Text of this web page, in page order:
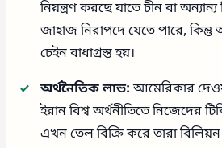
নিয়ন্ত্রণ করছে যাতে চীন বা
জাহাজ নিরাপদে যেতে পারে, কিন্তু
চেইন বাধাগ্রস্ত হয়।
অর্থনৈতিক লাভ:আমেরিকার
ইরান বিশ্ব অর্থনীতিতে নিজেদের
এখন তেল বিক্রি করে তারা